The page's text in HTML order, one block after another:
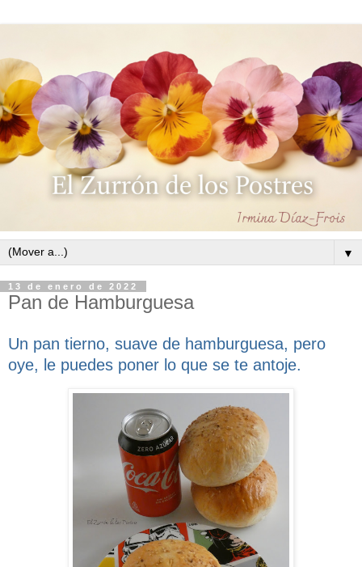
▼
13 de enero de 2022
Pan de Hamburguesa
Un pan tierno, suave de hamburguesa, pero
oye, le puedes poner lo que se te antoje.